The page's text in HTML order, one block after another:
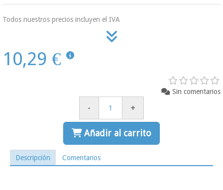
Todos nuestros precios incluyen el IVA
10,29 €
Sin comentarios
- +
Añadir al carrito
Descripción Comentarios